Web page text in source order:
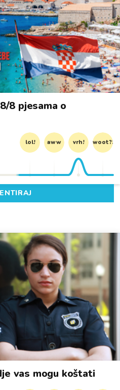
8 pjesama o
lol! aww vrh! woot?!
vas mogu koštati